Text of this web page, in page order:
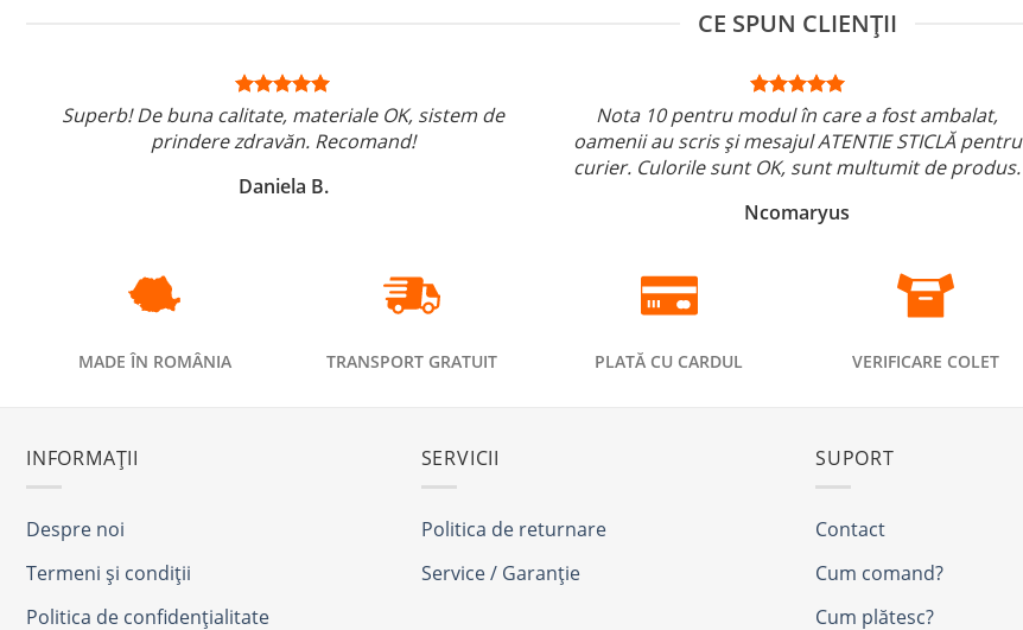
CE SPUN CLIENȚII
Superb! De buna calitate, materiale OK, sistem de
prindere zdravăn. Recomand!
Daniela B.
Nota 10 pentru modul în care a fost ambalat,
oamenii au scris și mesajul ATENTIE STICLĂ pentru
curier. Culorile sunt OK, sunt multumit de produs.
Ncomaryus
MADE ÎN ROMÂNIA TRANSPORT GRATUIT PLATĂ CU CARDUL VERIFICARE COLET
INFORMAȚII
Despre noi
Termeni și condiții
Politica de confidențialitate
SERVICII
Politica de returnare
Service / Garanție
SUPORT
Contact
Cum comand?
Cum plătesc?